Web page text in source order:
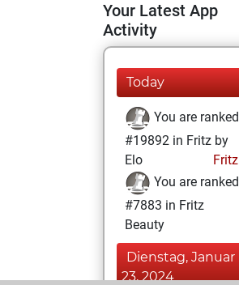
Your Latest App
Activity
Today
You are ranked
#19892 in Fritz by
Elo
Fritz
You are ranked
#7883 in Fritz
Beauty
Dienstag, Januar
23, 2024